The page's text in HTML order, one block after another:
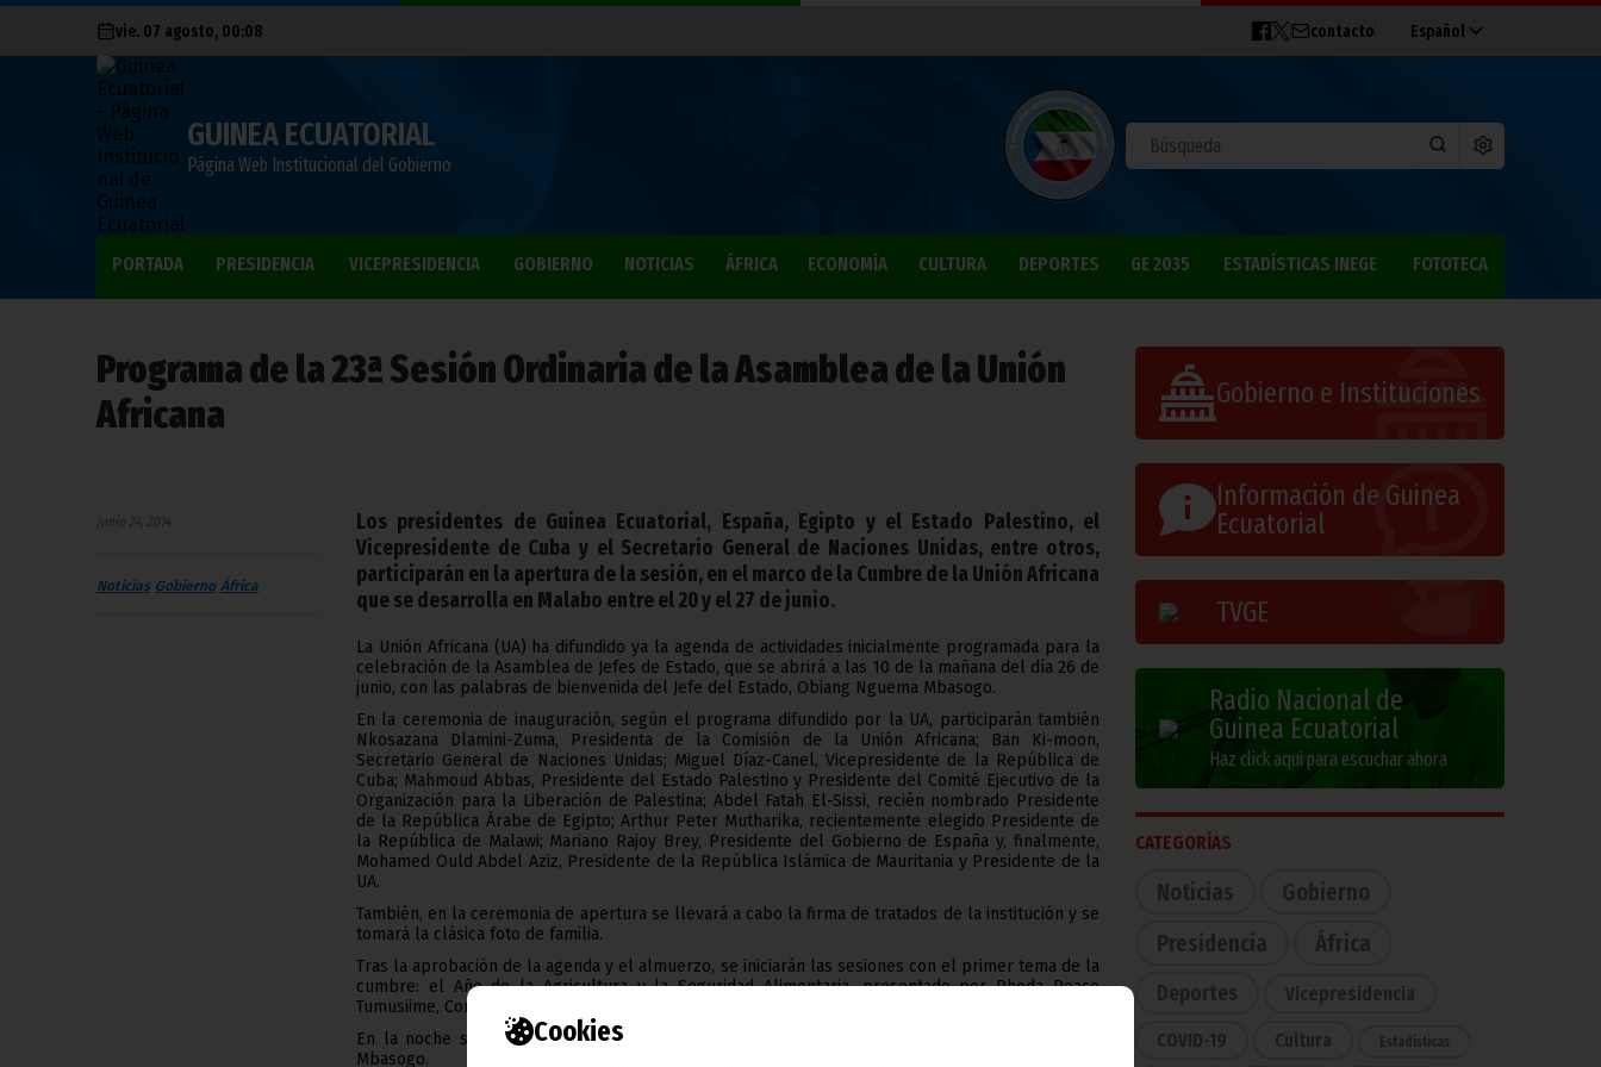
Cookies
vie. 07 agosto, 00:08 contacto Español
GUINEA ECUATORIAL
Página Web Institucional del Gobierno
PORTADA PRESIDENCIA VICEPRESIDENCIA GOBIERNO NOTICIAS ÁFRICA ECONOMÍA CULTURA DEPORTES GE 2035 ESTADÍSTICAS INEGE FOTOTECA
Programa de la 23ª Sesión Ordinaria de la Asamblea de la Unión
Africana
junio 24, 2014
Noticias Gobierno África
Los presidentes de Guinea Ecuatorial, España, Egipto y el Estado Palestino, el
Vicepresidente de Cuba y el Secretario General de Naciones Unidas, entre otros,
participarán en la apertura de la sesión, en el marco de la Cumbre de la Unión Africana
que se desarrolla en Malabo entre el 20 y el 27 de junio.
La Unión Africana (UA) ha difundido ya la agenda de actividades inicialmente programada para la
celebración de la Asamblea de Jefes de Estado, que se abrirá a las 10 de la mañana del día 26 de
junio, con las palabras de bienvenida del Jefe del Estado, Obiang Nguema Mbasogo.
En la ceremonia de inauguración, según el programa difundido por la UA, participarán también
Nkosazana Dlamini-Zuma, Presidenta de la Comisión de la Unión Africana; Ban Ki-moon,
Secretario General de Naciones Unidas; Miguel Díaz-Canel, Vicepresidente de la República de
Cuba; Mahmoud Abbas, Presidente del Estado Palestino y Presidente del Comité Ejecutivo de la
Organización para la Liberación de Palestina; Abdel Fatah El-Sissi, recién nombrado Presidente
de la República Árabe de Egipto; Arthur Peter Mutharika, recientemente elegido Presidente de
la República de Malawi; Mariano Rajoy Brey, Presidente del Gobierno de España y, finalmente,
Mohamed Ould Abdel Aziz, Presidente de la República Islámica de Mauritania y Presidente de la
UA.
También, en la ceremonia de apertura se llevará a cabo la firma de tratados de la institución y se
tomará la clásica foto de familia.
Tras la aprobación de la agenda y el almuerzo, se iniciarán las sesiones con el primer tema de la
cumbre: el Año de la Agricultura y la Seguridad Alimentaria, presentado por Rhoda Peace
Tumusiime, Comisaria de Economía Rural y Agricultura.
En la noche se llevará a cabo una cena de gala ofrecida por el Presidente Obiang Nguema
Mbasogo.
Gobierno e Instituciones
Información de Guinea
Ecuatorial
TVGE
Radio Nacional de
Guinea Ecuatorial
Haz click aquí para escuchar ahora
CATEGORÍAS
Noticias
Gobierno
Presidencia
África
Deportes Vicepresidencia
COVID-19 Cultura Estadísticas